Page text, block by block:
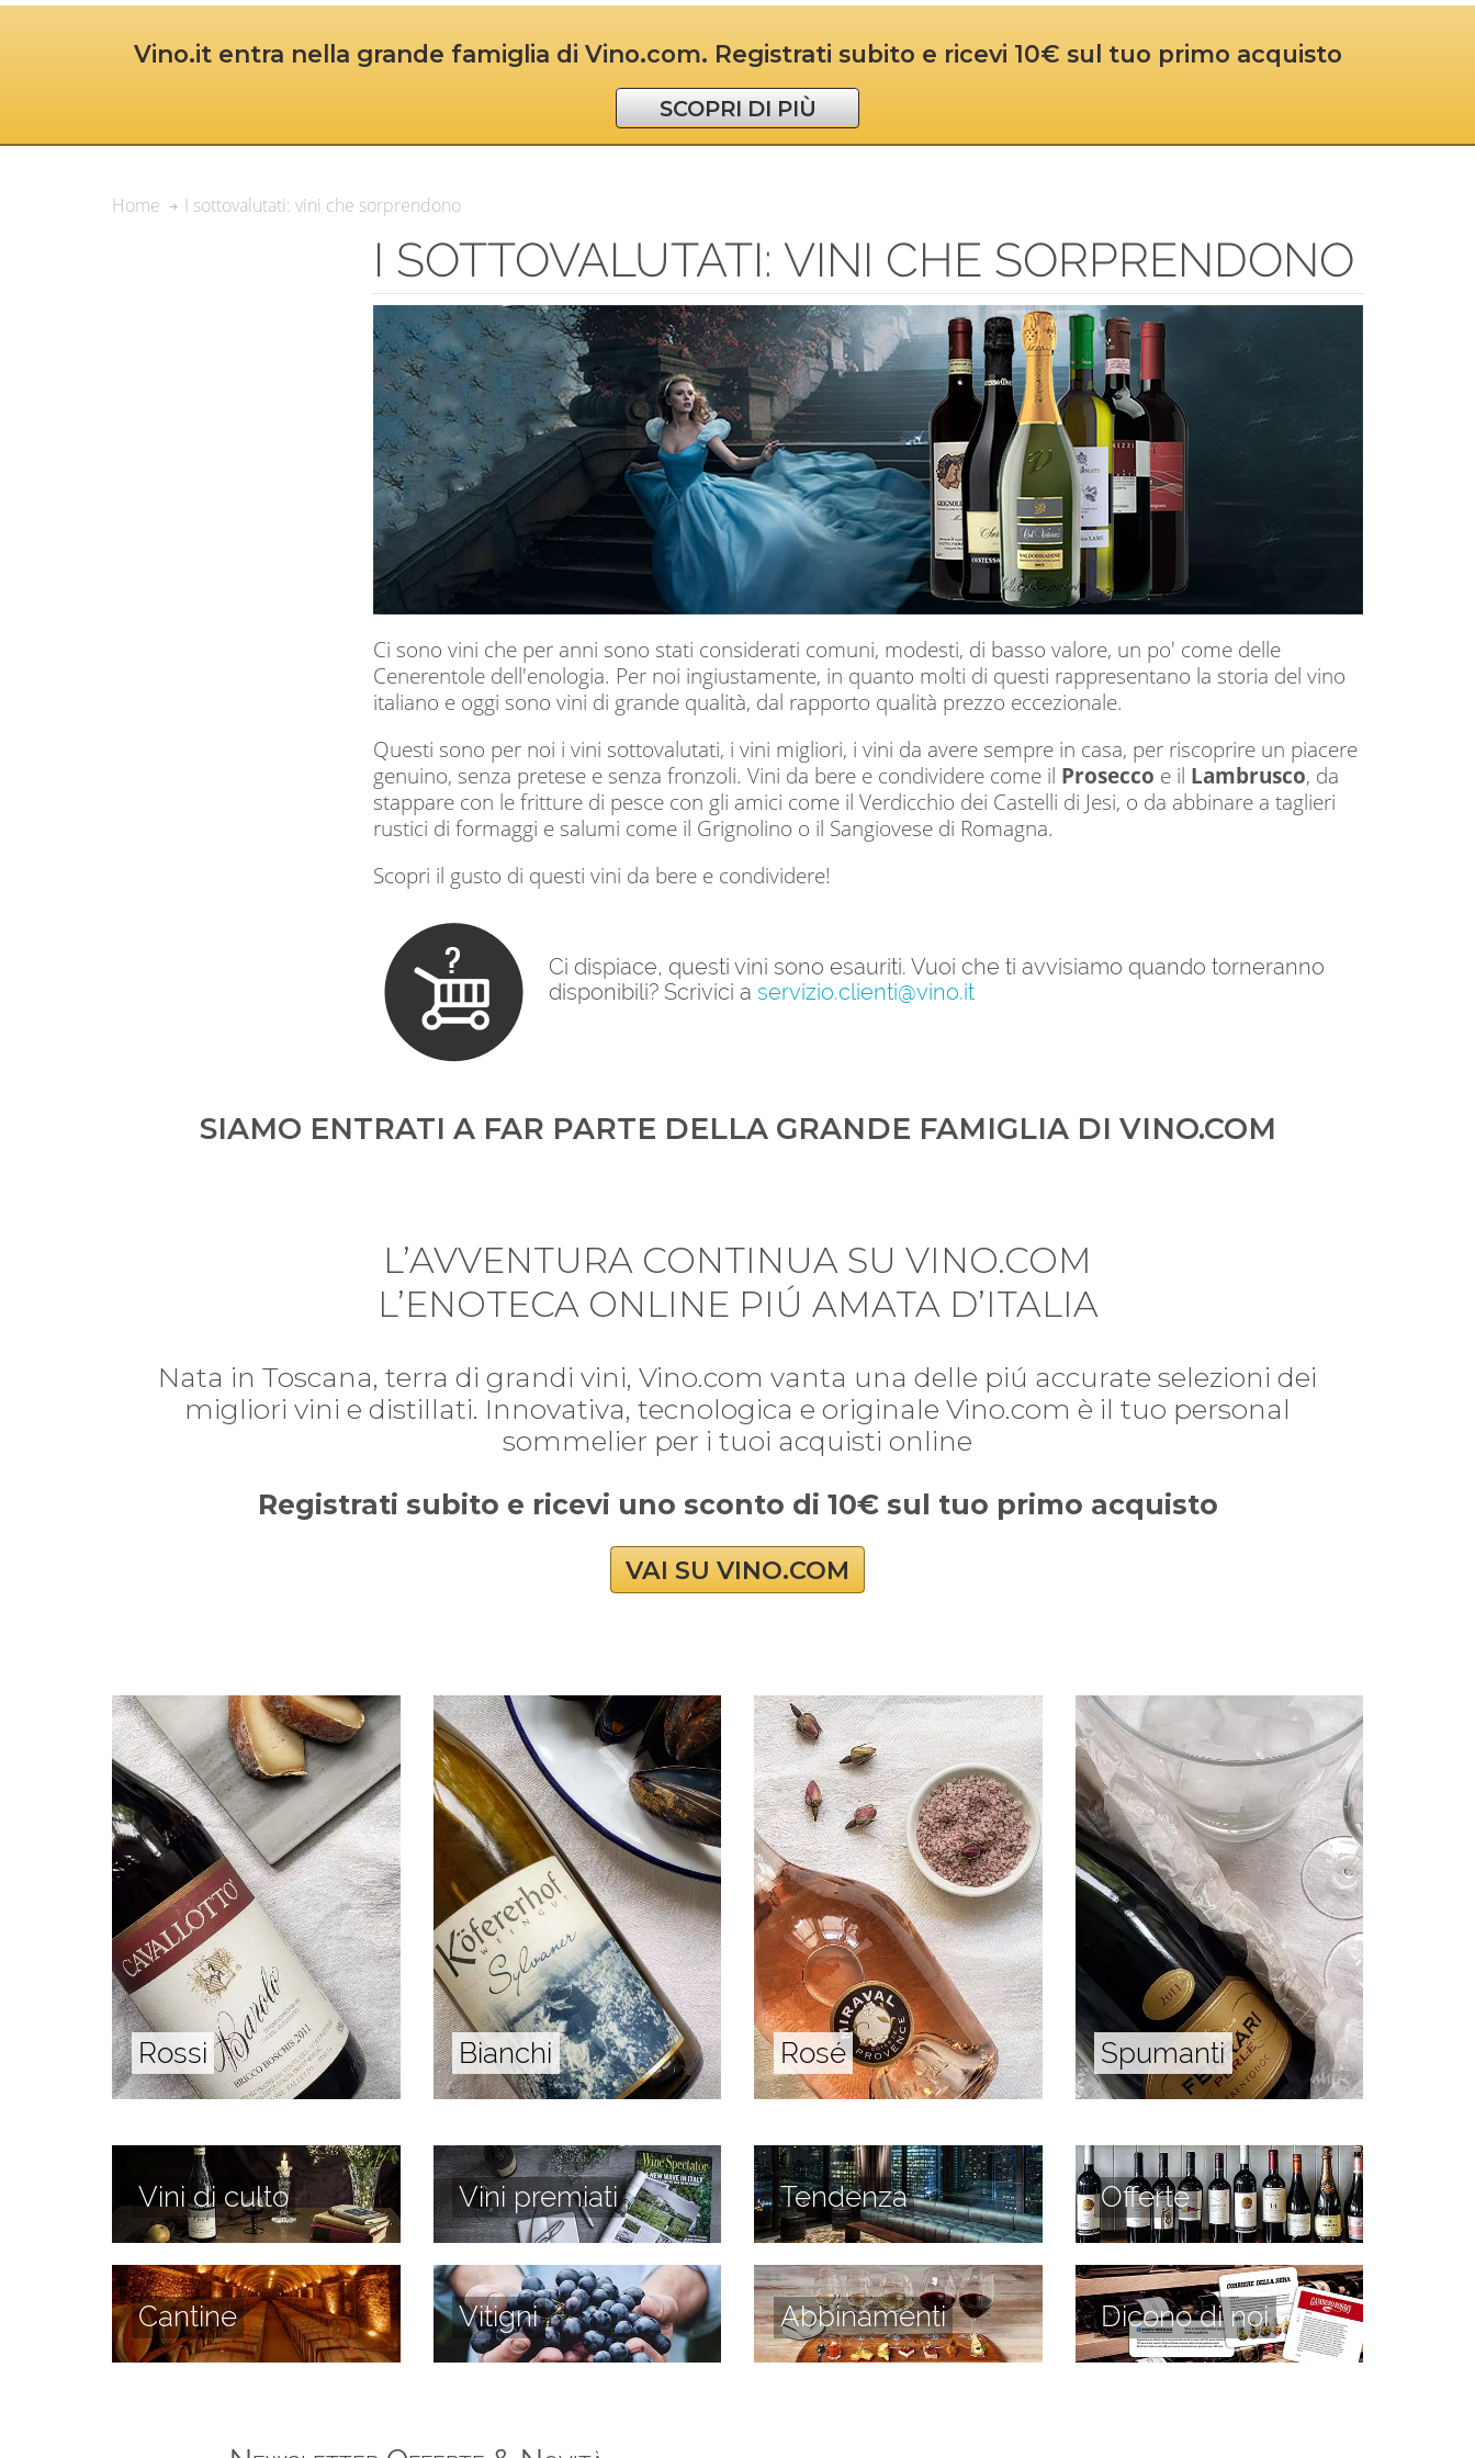
Vino.it entra nella grande famiglia di Vino.com. Registrati subito e ricevi 10€ sul tuo primo acquisto
SCOPRI DI PIÙ
Home I sottovalutati: vini che sorprendono
I SOTTOVALUTATI: VINI CHE SORPRENDONO
Ci sono vini che per anni sono stati considerati comuni, modesti, di basso valore, un po' come delle
Cenerentole dell'enologia. Per noi ingiustamente, in quanto molti di questi rappresentano la storia del vino
italiano e oggi sono vini di grande qualità, dal rapporto qualità prezzo eccezionale.
Questi sono per noi i vini sottovalutati, i vini migliori, i vini da avere sempre in casa, per riscoprire un piacere
genuino, senza pretese e senza fronzoli. Vini da bere e condividere come il Prosecco e il Lambrusco, da
stappare con le fritture di pesce con gli amici come il Verdicchio dei Castelli di Jesi, o da abbinare a taglieri
rustici di formaggi e salumi come il Grignolino o il Sangiovese di Romagna.
Scopri il gusto di questi vini da bere e condividere!
Ci dispiace, questi vini sono esauriti. Vuoi che ti avvisiamo quando torneranno
disponibili? Scrivici a servizio.clienti@vino.it
SIAMO ENTRATI A FAR PARTE DELLA GRANDE FAMIGLIA DI VINO.COM
L’AVVENTURA CONTINUA SU VINO.COM
L’ENOTECA ONLINE PIÚ AMATA D’ITALIA
Nata in Toscana, terra di grandi vini, Vino.com vanta una delle piú accurate selezioni dei
migliori vini e distillati. Innovativa, tecnologica e originale Vino.com è il tuo personal
sommelier per i tuoi acquisti online
Registrati subito e ricevi uno sconto di 10€ sul tuo primo acquisto
VAI SU VINO.COM
Rossi Bianchi Rosé Spumanti
Vini di culto Vini premiati Tendenza Offerte
Cantine Vitigni Abbinamenti Dicono di noi